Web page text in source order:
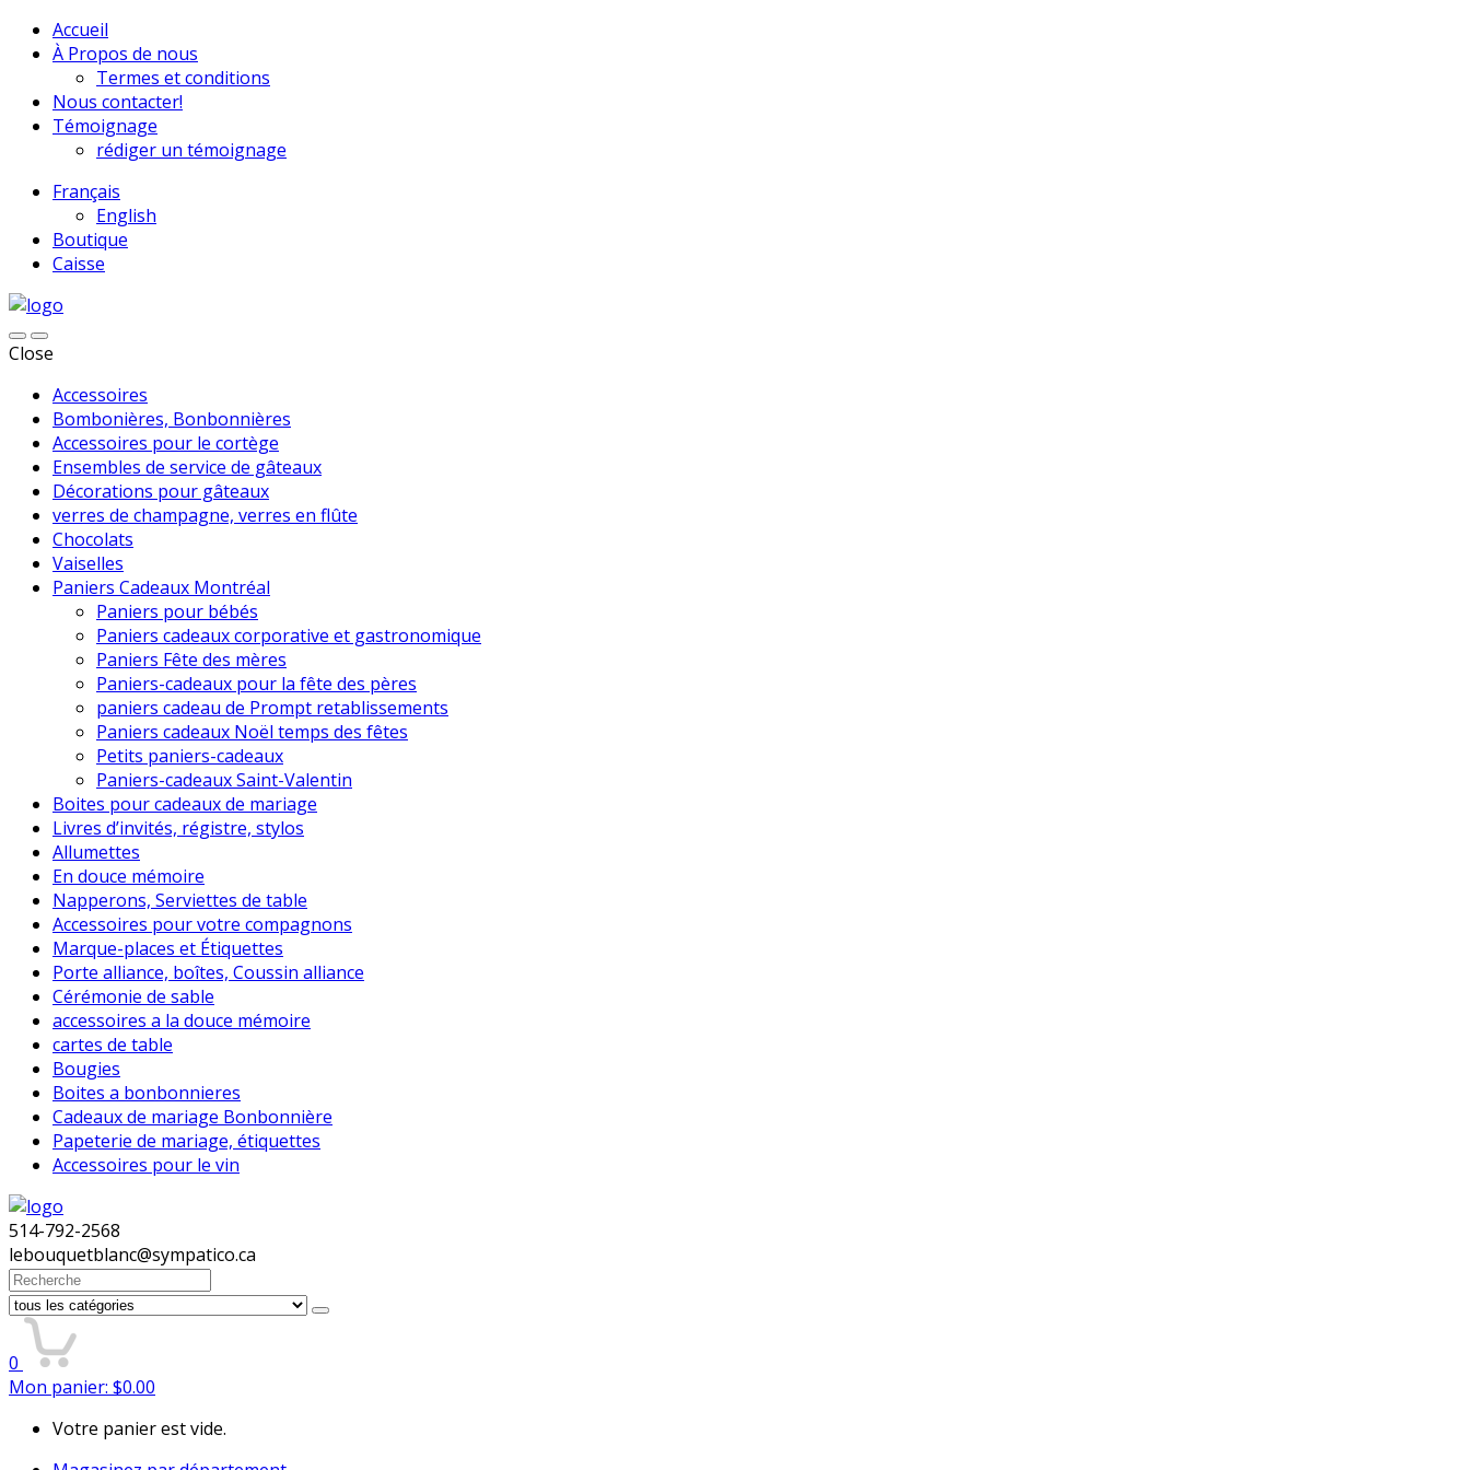
Accueil
À Propos de nous
Termes et conditions
Nous contacter!
Témoignage
rédiger un témoignage
Français
English
Boutique
Caisse
Close
Accessoires
Bombonières, Bonbonnières
Accessoires pour le cortège
Ensembles de service de gâteaux
Décorations pour gâteaux
verres de champagne, verres en flûte
Chocolats
Vaiselles
Paniers Cadeaux Montréal
Paniers pour bébés
Paniers cadeaux corporative et gastronomique
Paniers Fête des mères
Paniers-cadeaux pour la fête des pères
paniers cadeau de Prompt retablissements
Paniers cadeaux Noël temps des fêtes
Petits paniers-cadeaux
Paniers-cadeaux Saint-Valentin
Boites pour cadeaux de mariage
Livres d’invités, régistre, stylos
Allumettes
En douce mémoire
Napperons, Serviettes de table
Accessoires pour votre compagnons
Marque-places et Étiquettes
Porte alliance, boîtes, Coussin alliance
Cérémonie de sable
accessoires a la douce mémoire
cartes de table
Bougies
Boites a bonbonnieres
Cadeaux de mariage Bonbonnière
Papeterie de mariage, étiquettes
Accessoires pour le vin
514-792-2568
lebouquetblanc@sympatico.ca
Search
for:
0
Mon panier: $0.00
Votre panier est vide.